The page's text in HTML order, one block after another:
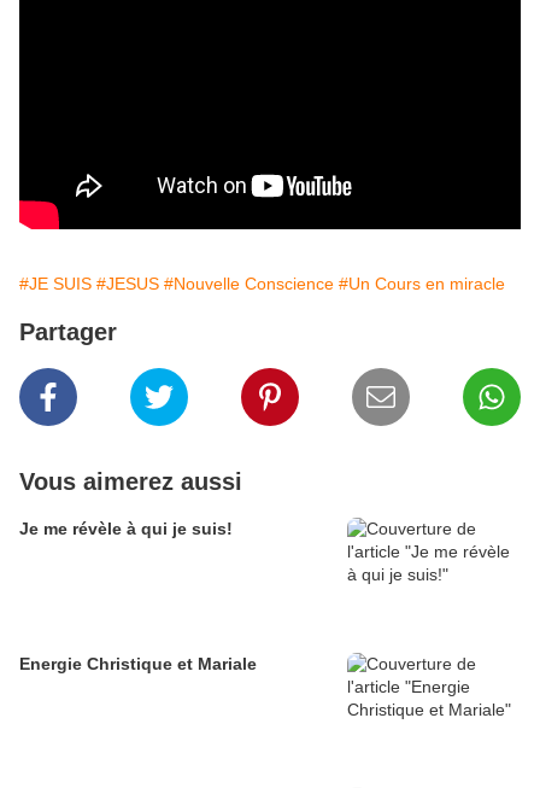
#JE SUIS #JESUS #Nouvelle Conscience #Un Cours en miracle
Partager
Vous aimerez aussi
Je me révèle à qui je suis!
Energie Christique et Mariale